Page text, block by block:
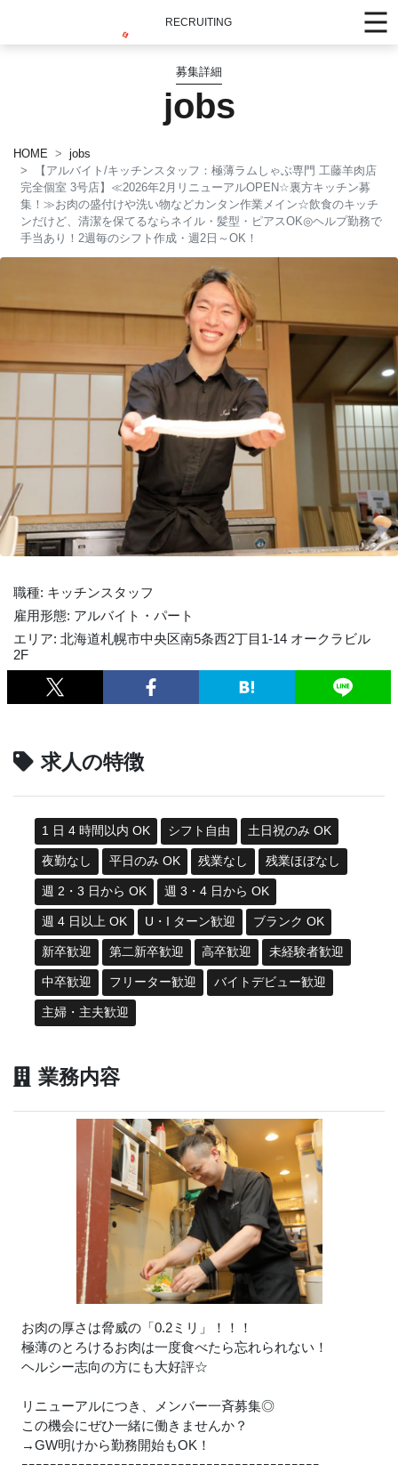
RECRUITING
募集詳細
jobs
HOME
jobs
【アルバイト/キッチンスタッフ：極薄ラムしゃぶ専門 工藤羊肉店
完全個室 3号店】≪2026年2月リニューアルOPEN☆裏方キッチン募
集！≫お肉の盛付けや洗い物などカンタン作業メイン☆飲食のキッチ
ンだけど、清潔を保てるならネイル・髪型・ピアスOK◎ヘルプ勤務で
手当あり！2週毎のシフト作成・週2日～OK！
職種: キッチンスタッフ
雇用形態: アルバイト・パート
エリア: 北海道札幌市中央区南5条西2丁目1-14 オークラビル
2F
求人の特徴
1 日 4 時間以内 OK シフト自由 土日祝のみ OK
夜勤なし 平日のみ OK 残業なし 残業ほぼなし
週 2・3 日から OK 週 3・4 日から OK
週 4 日以上 OK U・I ターン歓迎 ブランク OK
新卒歓迎 第二新卒歓迎 高卒歓迎 未経験者歓迎
中卒歓迎 フリーター歓迎 バイトデビュー歓迎
主婦・主夫歓迎
業務内容
お肉の厚さは脅威の「0.2ミリ」！！！
極薄のとろけるお肉は一度食べたら忘れられない！
ヘルシー志向の方にも大好評☆
リニューアルにつき、メンバー一斉募集◎
この機会にぜひ一緒に働きませんか？
→GW明けから勤務開始もOK！
ｰｰｰｰｰｰｰｰｰｰｰｰｰｰｰｰｰｰｰｰｰｰｰｰｰｰｰｰｰｰｰｰｰｰｰｰｰｰｰｰｰｰ